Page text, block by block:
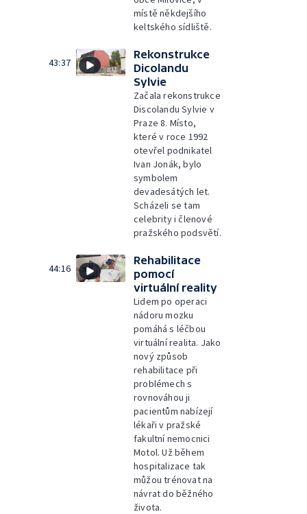
místě někdejšího
keltského sídliště.
43:37
Rekonstrukce
Dicolandu
Sylvie
Začala rekonstrukce
Discolandu Sylvie v
Praze 8. Místo,
které v roce 1992
otevřel podnikatel
Ivan Jonák, bylo
symbolem
devadesátých let.
Scházeli se tam
celebrity i členové
pražského podsvětí.
44:16
Rehabilitace
pomocí
virtuální reality
Lidem po operaci
nádoru mozku
pomáhá s léčbou
virtuální realita. Jako
nový způsob
rehabilitace při
problémech s
rovnováhou ji
pacientům nabízejí
lékaři v pražské
fakultní nemocnici
Motol. Už během
hospitalizace tak
můžou trénovat na
návrat do běžného
života.